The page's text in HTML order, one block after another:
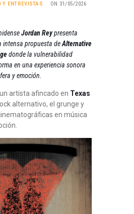
Y ENTREVISTAS
ON 31/05/2026
Jordan Reypresenta
intensa propuesta deAlternative
donde la vulnerabilidad
en una experiencia sonora
y emoción.
un artista afincado en Texas
alternativo, el grunge y
en música